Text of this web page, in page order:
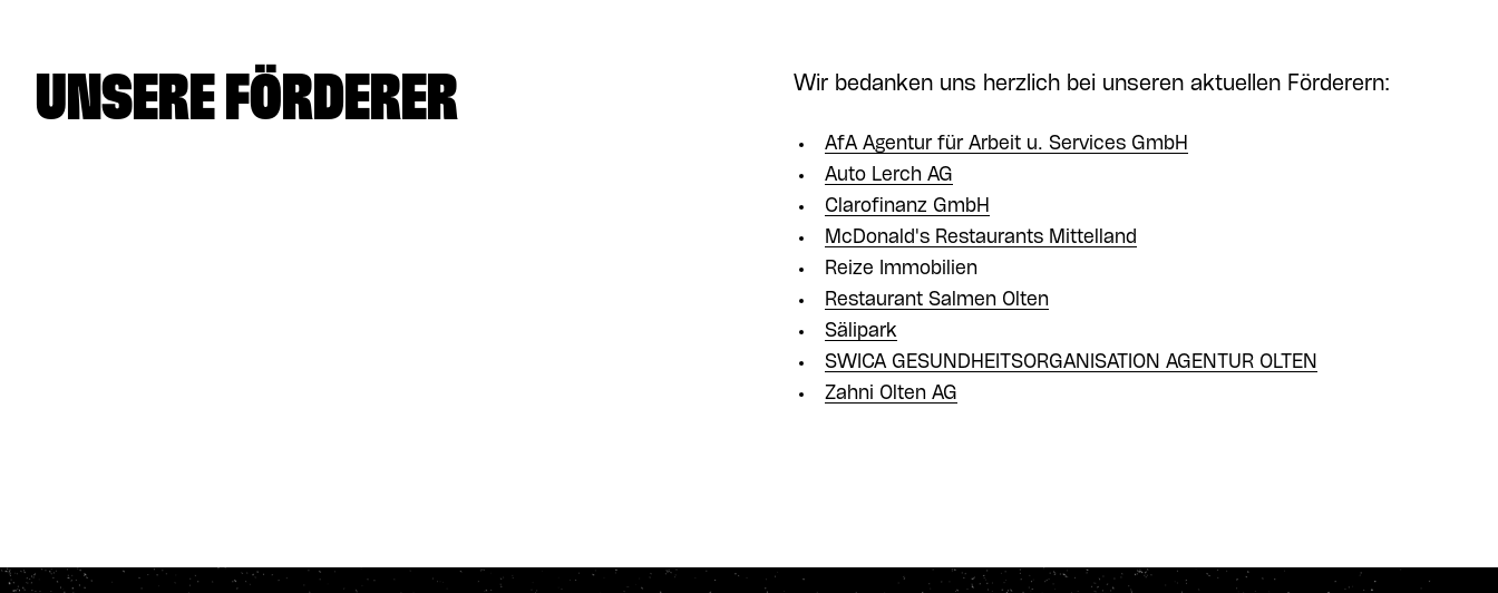
UNSERE FÖRDERER Wir bedanken uns herzlich bei unseren aktuellen Förderern:
AfA Agentur für Arbeit u. Services GmbH
Auto Lerch AG
Clarofinanz GmbH
McDonald's Restaurants Mittelland
Reize Immobilien
Restaurant Salmen Olten
Sälipark
SWICA GESUNDHEITSORGANISATION AGENTUR OLTEN
Zahni Olten AG